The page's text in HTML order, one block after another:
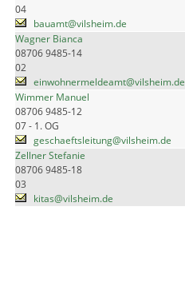
04
bauamt@vilsheim.de
Wagner Bianca
08706 9485-14
02
einwohnermeldeamt@vilsheim.de
Wimmer Manuel
08706 9485-12
07 - 1. OG
geschaeftsleitung@vilsheim.de
Zellner Stefanie
08706 9485-18
03
kitas@vilsheim.de